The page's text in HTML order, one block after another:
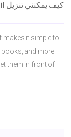
كيف يمكنني تنزيل touchmail على هاتف android
makes it simple to
and more
them in front of